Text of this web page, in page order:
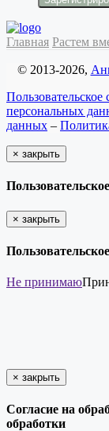
Главная Растем
© 2013-2026,
Пользовательское
персональных
данных –
× закрыть
× закрыть
Не принимаю
× закрыть
Согласие на
обработки